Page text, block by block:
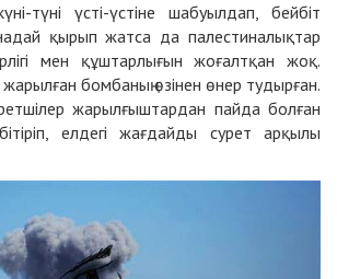
түні үсті-үстіне шабуылдап, бейбіт
қырып жатса да палестиналықтар
мен құштарлығын жоғалтқан жоқ.
бомбаның өзінен өнер тудырған.
жарылғыштардан пайда болған
елдегі жағдайды сурет арқылы